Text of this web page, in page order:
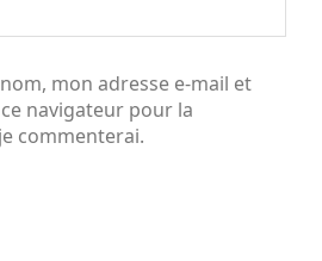
mon adresse e-mail et
navigateur pour la
commenterai.